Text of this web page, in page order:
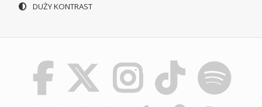
DUŻY KONTRAST